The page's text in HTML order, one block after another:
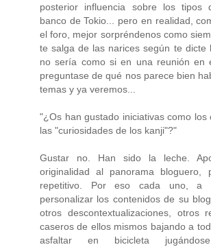
posterior influencia sobre los tipos
banco de Tokio... pero en realidad,
el foro, mejor sorpréndenos como
te salga de las narices según te dicte
no sería como si en una reunión en
preguntase de qué nos parece bien
temas y ya veremos...
"¿Os han gustado iniciativas como los
las "curiosidades de los kanji"?"
Gustar no. Han sido la leche.
originalidad al panorama bloguero,
repetitivo. Por eso cada uno, a
personalizar los contenidos de su
otros descontextualizaciones, otros
caseros de ellos mismos bajando a
asfaltar en bicicleta